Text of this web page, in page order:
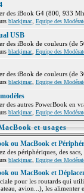
des iBook G4 (800, 933
blackjmac, Equipe des
USB
des iBook de couleurs (de
blackjmac, Equipe des
des iBook de couleurs (de
blackjmac, Equipe des
des autres PowerBook en
blackjmac, Equipe des
et usages
ou MacBook et
des périphériques, des
blackjmac, Equipe des
ou MacBook et
pour les routards qui
avion...), les alimenter